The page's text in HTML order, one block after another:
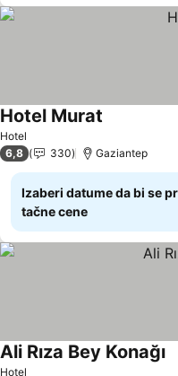
Hotel
Hotel Murat
6,8 330 Gaziantep
Izaberi datume da bi se
tačne cene
Hotel
Ali Rıza Bey Konağı